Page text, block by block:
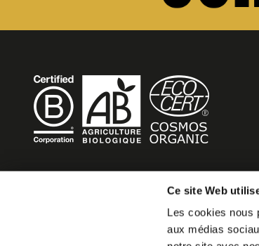
Ce site Web
Les cookies nous
aux médias
BECOME MOB
MOB HOTEL is growing into a cooperative
If you want to create your own MOB HOTEL